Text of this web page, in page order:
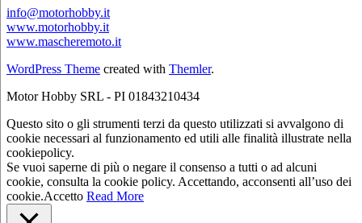
info@motorhobby.it
www.motorhobby.it
www.mascheremoto.it
WordPress Theme created with Themler.
Motor Hobby SRL - PI 01843210434
Questo sito o gli strumenti terzi da questo utilizzati si avvalgono di
cookie necessari al funzionamento ed utili alle finalità illustrate nella
cookiepolicy.
Se vuoi saperne di più o negare il consenso a tutti o ad alcuni
cookie, consulta la cookie policy. Accettando, acconsenti all’uso dei
cookie.Accetto Read More